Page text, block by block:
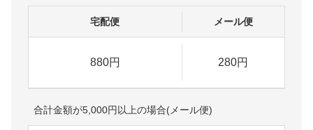
宅配便 メール便
880円 280円
合計金額が5,000円以上の場合(メール便)